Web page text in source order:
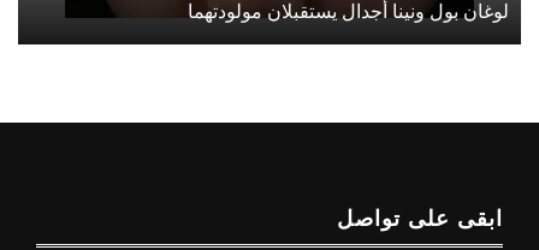
لوغان بول ونينا أجدال يستقبلان مولودتهما
ابقى على تواصل